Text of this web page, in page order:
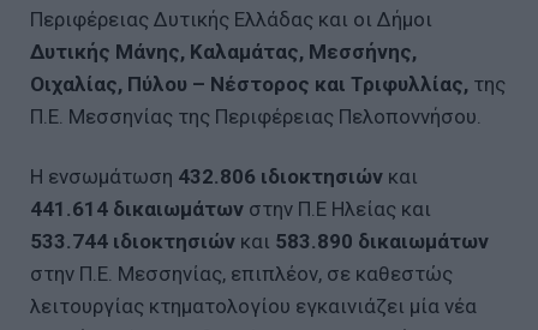
Περιφέρειας Δυτικής Ελλάδας και οι Δήμοι
Δυτικής Μάνης, Καλαμάτας, Μεσσήνης,
Οιχαλίας, Πύλου – Νέστορος και Τριφυλλίας, της
Π.Ε. Μεσσηνίας της Περιφέρειας Πελοποννήσου.
Η ενσωμάτωση 432.806 ιδιοκτησιών και
441.614 δικαιωμάτων στην Π.Ε Ηλείας και
533.744 ιδιοκτησιών και 583.890 δικαιωμάτων
στην Π.Ε. Μεσσηνίας, επιπλέον, σε καθεστώς
λειτουργίας κτηματολογίου εγκαινιάζει μία νέα